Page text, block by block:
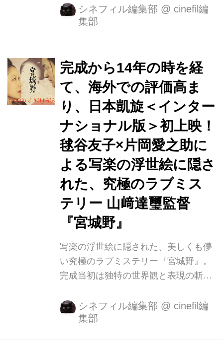
現れる謎の女性に佐津川愛美、真凛、
髙石あかり、岡本莉音、伊礼姫奈。主
俳優たちが出演します。今後、国内外
の映画祭に出品した後、秋以降の劇場
公開を予定。 この度、メインビジュア
ル、場面写真が解禁となりました。 メ
インビジュアル 新たに公開された場面
写真 さらに、主題歌はOAUの「世界
は変わる」に決定しました。 ●OAUプ
ロフィール 2005年結成の6人組アコー
スティック・バンド。 欧米をはじ...
シネフィル編集部 @ cinefil編
集部
完成から14年の時を経
て、海外での評価高ま
り、日本凱旋＜インター
ナショナル版＞初上映！
毬谷友子×片岡愛之助に
よる写楽の浮世絵に隠さ
れた、究極のラブミス
テリー 山﨑達璽監督
『宮城野』
写楽の浮世絵に隠された、美しくも儚
い究極のラブミステリー『宮城野』。
完成当初は独特の世界観と表現の斬新
言われていました。その後、主演の一
人・片岡愛之助のブレイクでジワジワ
シネフィル編集部 @ cinefil編
集部